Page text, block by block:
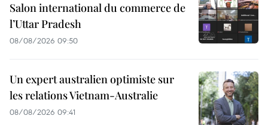
Salon international du commerce de
l’Uttar Pradesh
08/08/2026 09:50
Un expert australien optimiste sur
les relations Vietnam-Australie
08/08/2026 09:41